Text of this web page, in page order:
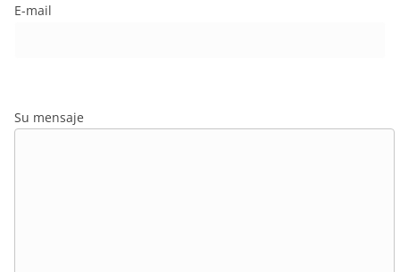
E-mail
Su mensaje